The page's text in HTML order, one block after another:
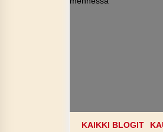
KAIKKI BLOGIT